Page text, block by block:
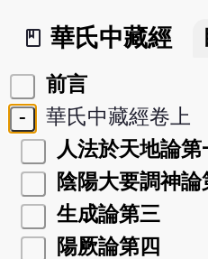
book_2
華氏中藏經
前言
-
華氏中藏經卷上
人法於天地論第
陰陽大要調神論
生成論第三
陽厥論第四